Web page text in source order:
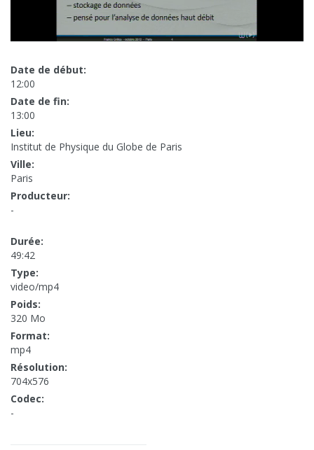
Date de début:
12:00
Date de fin:
13:00
Lieu:
Institut de Physique du Globe de Paris
Ville:
Paris
Producteur:
-
Durée:
49:42
Type:
video/mp4
Poids:
320 Mo
Format:
mp4
Résolution:
704x576
Codec:
-